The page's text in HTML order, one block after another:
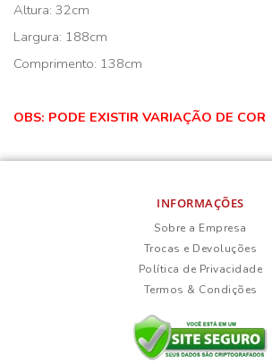
Altura: 32cm
Largura: 188cm
Comprimento: 138cm
OBS: PODE EXISTIR VARIAÇÃO DE COR
INFORMAÇÕES
Sobre a Empresa
Trocas e Devoluções
Política de Privacidade
Termos & Condições